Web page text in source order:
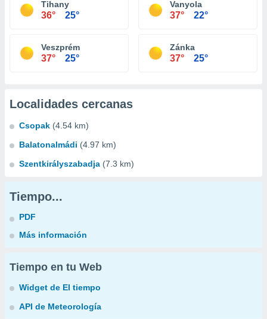
Tihany
36° 25°
Vanyola
37° 22°
Veszprém
37° 25°
Zánka
37° 25°
Localidades cercanas
Csopak (4.54 km)
Balatonalmádi (4.97 km)
Szentkirályszabadja (7.3 km)
Tiempo...
PDF
Más información
Tiempo en tu Web
Widget de El tiempo
API de Meteorología